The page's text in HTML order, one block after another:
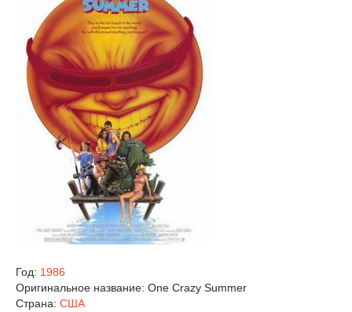
Год: 1986
Оригинальное название: One Crazy Summer
Страна: США